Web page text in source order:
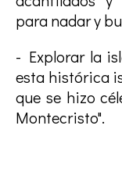
para nadar y
- Explorar la
esta histórica
que se hizo
Montecristo".